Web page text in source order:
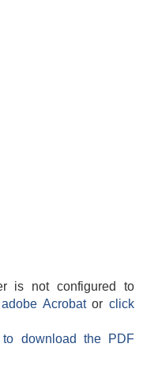
is not configured to
adobe Acrobatorclick
download the PDF